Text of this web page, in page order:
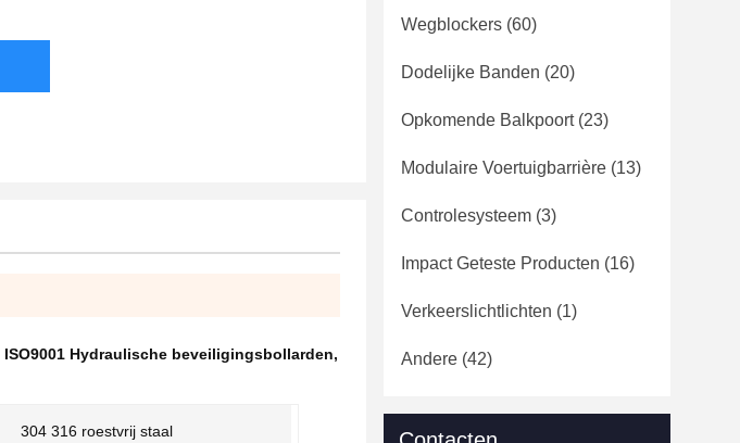
ISO9001 Hydraulische beveiligingsbollarden,
304 316 roestvrij staal
Wegblockers (60)
Dodelijke Banden (20)
Opkomende Balkpoort(23)
Modulaire Voertuigbarrière (13)
Controlesysteem (3)
Impact Geteste Producten (16)
Verkeerslichtlichten (1)
Andere (42)